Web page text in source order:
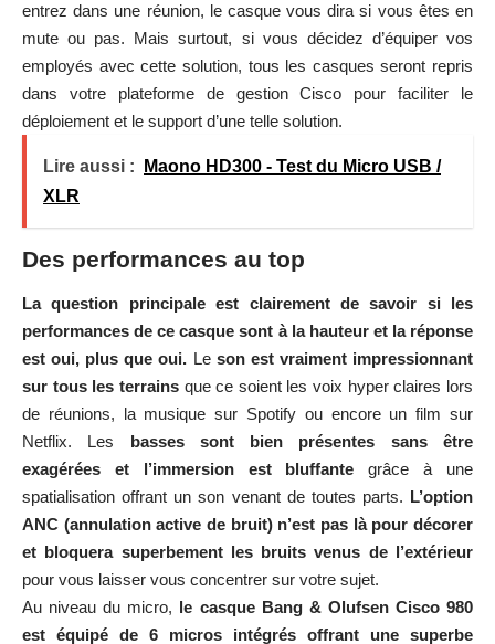
entrez dans une réunion, le casque vous dira si vous êtes en
mute ou pas. Mais surtout, si vous décidez d’équiper vos
employés avec cette solution, tous les casques seront repris
dans votre plateforme de gestion Cisco pour faciliter le
déploiement et le support d’une telle solution.
Lire aussi :
Maono HD300 - Test du Micro USB /
XLR
Des performances au top
La question principale est clairement de savoir si les
performances de ce casque sont à la hauteur et la réponse
est oui, plus que oui. Le son est vraiment impressionnant
sur tous les terrainsque ce soient les voix hyper claires lors
de réunions, la musique sur Spotify ou encore un film sur
Netflix. Les basses sont bien présentes sans être
exagérées et l’immersion est bluffante grâce à une
spatialisation offrant un son venant de toutes parts. L’option
ANC (annulation active de bruit) n’est pas là pour décorer
et bloquera superbement les bruits venus de l’extérieur
pour vous laisser vous concentrer sur votre sujet.
Au niveau du micro, le casque Bang & Olufsen Cisco 980
est équipé de 6 micros intégrés offrant une superbe